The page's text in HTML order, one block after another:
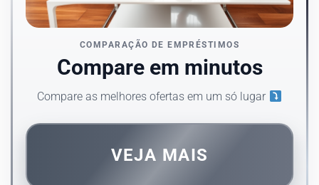
COMPARAÇÃO DE EMPRÉSTIMOS
Compare em minutos
Compare as melhores ofertas em um só lugar
VEJA MAIS